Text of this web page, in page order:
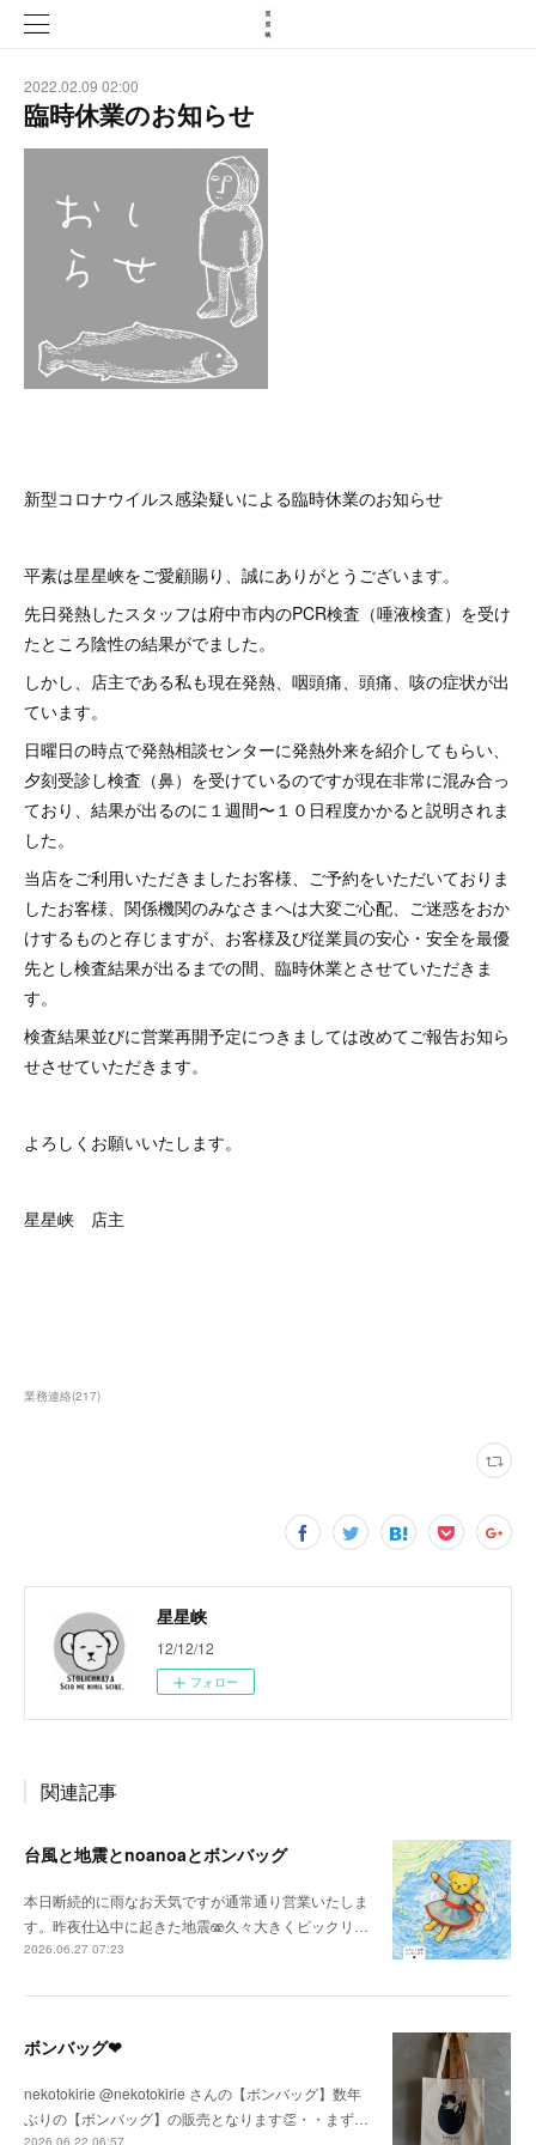
2022.02.09 02:00
臨時休業のお知らせ
新型コロナウイルス感染疑いによる臨時休業のお知らせ
平素は星星峡をご愛顧賜り、誠にありがとうございます。
⁡先日発熱したスタッフは府中市内のPCR検査（唾液検査）を受け
たところ陰性の結果がでました。
⁡しかし、店主である私も現在発熱、咽頭痛、頭痛、咳の症状が出
ています。
⁡日曜日の時点で発熱相談センターに発熱外来を紹介してもらい、
夕刻受診し検査（鼻）を受けているのですが現在非常に混み合っ
ており、結果が出るのに１週間〜１０日程度かかると説明されま
した。
⁡当店をご利用いただきましたお客様、ご予約をいただいておりま
したお客様、関係機関のみなさまへは大変ご心配、ご迷惑をおか
けするものと存じますが、お客様及び従業員の安心・安全を最優
先とし検査結果が出るまでの間、臨時休業とさせていただきま
す。
⁡検査結果並びに営業再開予定につきましては改めてご報告お知ら
せさせていただきます。
よろしくお願いいたします。
星星峡 店主
業務連絡(217)
星星峡
12/12/12
フォロー
関連記事
台風と地震とnoanoaとボンバッグ
本日断続的に雨なお天気ですが通常通り営業いたしま
す。昨夜仕込中に起きた地震🫨久々大きくビックリ…
2026.06.27 07:23
ボンバッグ❤
nekotokirie @nekotokirie さんの【ボンバッグ】数年
ぶりの【ボンバッグ】の販売となります👏・・まず…
2026.06.22 06:57